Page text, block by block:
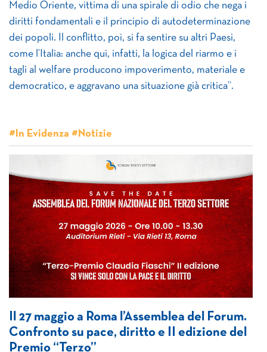
Medio Oriente, vittima di una spirale di odio che nega i
diritti fondamentali e il principio di autodeterminazione
dei popoli. Il conflitto, poi, si fa sentire su altri Paesi,
come l’Italia: anche qui, infatti, la logica del riarmo e i
tagli al welfare producono impoverimento, materiale e
democratico, e aggravano una situazione già critica”.
#In Evidenza #Notizie
Il 27 maggio a Roma l’Assemblea del Forum.
Confronto su pace, diritto e II edizione del
Premio “Terzo”